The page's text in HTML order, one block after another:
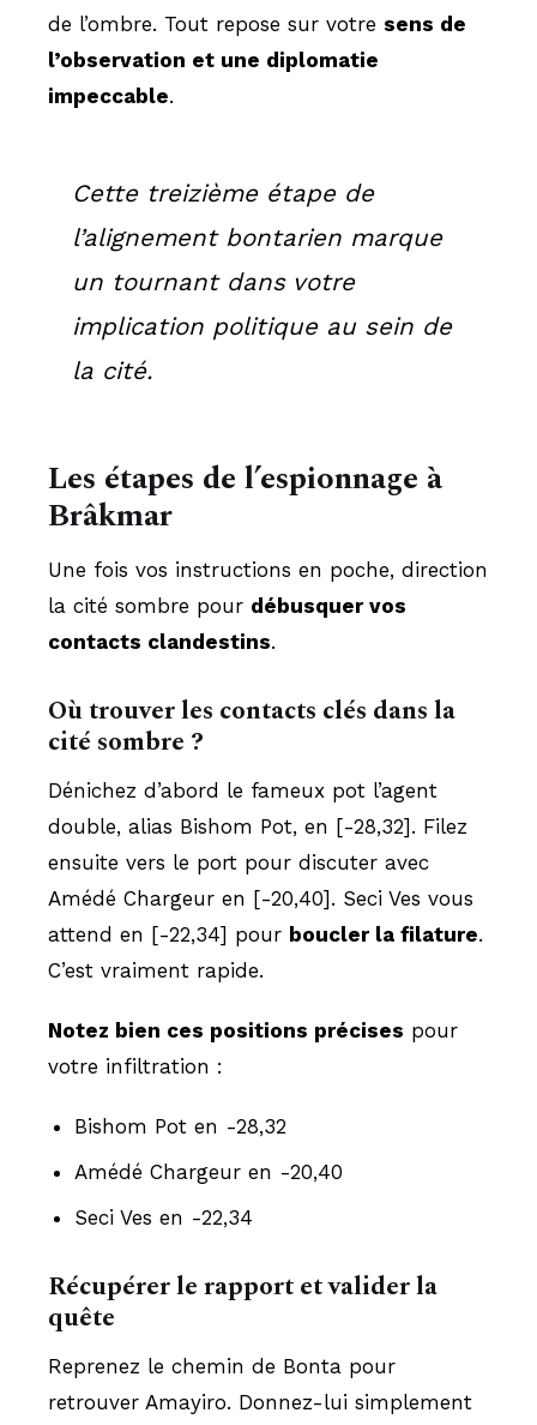
de l’ombre. Tout repose sur votre sens de
l’observation et une diplomatie
impeccable.
Cette treizième étape de
l’alignement bontarien marque
un tournant dans votre
implication politique au sein de
la cité.
Les étapes de l’espionnage à
Brâkmar
Une fois vos instructions en poche, direction
la cité sombre pour débusquer vos
contacts clandestins.
Où trouver les contacts clés dans la
cité sombre ?
Dénichez d’abord le fameux pot l’agent
double, alias Bishom Pot, en [-28,32]. Filez
ensuite vers le port pour discuter avec
Amédé Chargeur en [-20,40]. Seci Ves vous
attend en [-22,34] pour boucler la filature.
C’est vraiment rapide.
Notez bien ces positions précises pour
votre infiltration :
Bishom Pot en -28,32
Amédé Chargeur en -20,40
Seci Ves en -22,34
Récupérer le rapport et valider la
quête
Reprenez le chemin de Bonta pour
retrouver Amayiro. Donnez-lui simplement